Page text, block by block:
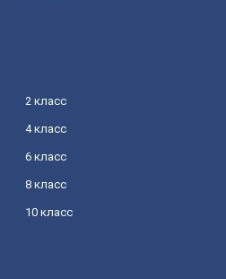
2 класс
4 класс
6 класс
8 класс
10 класс